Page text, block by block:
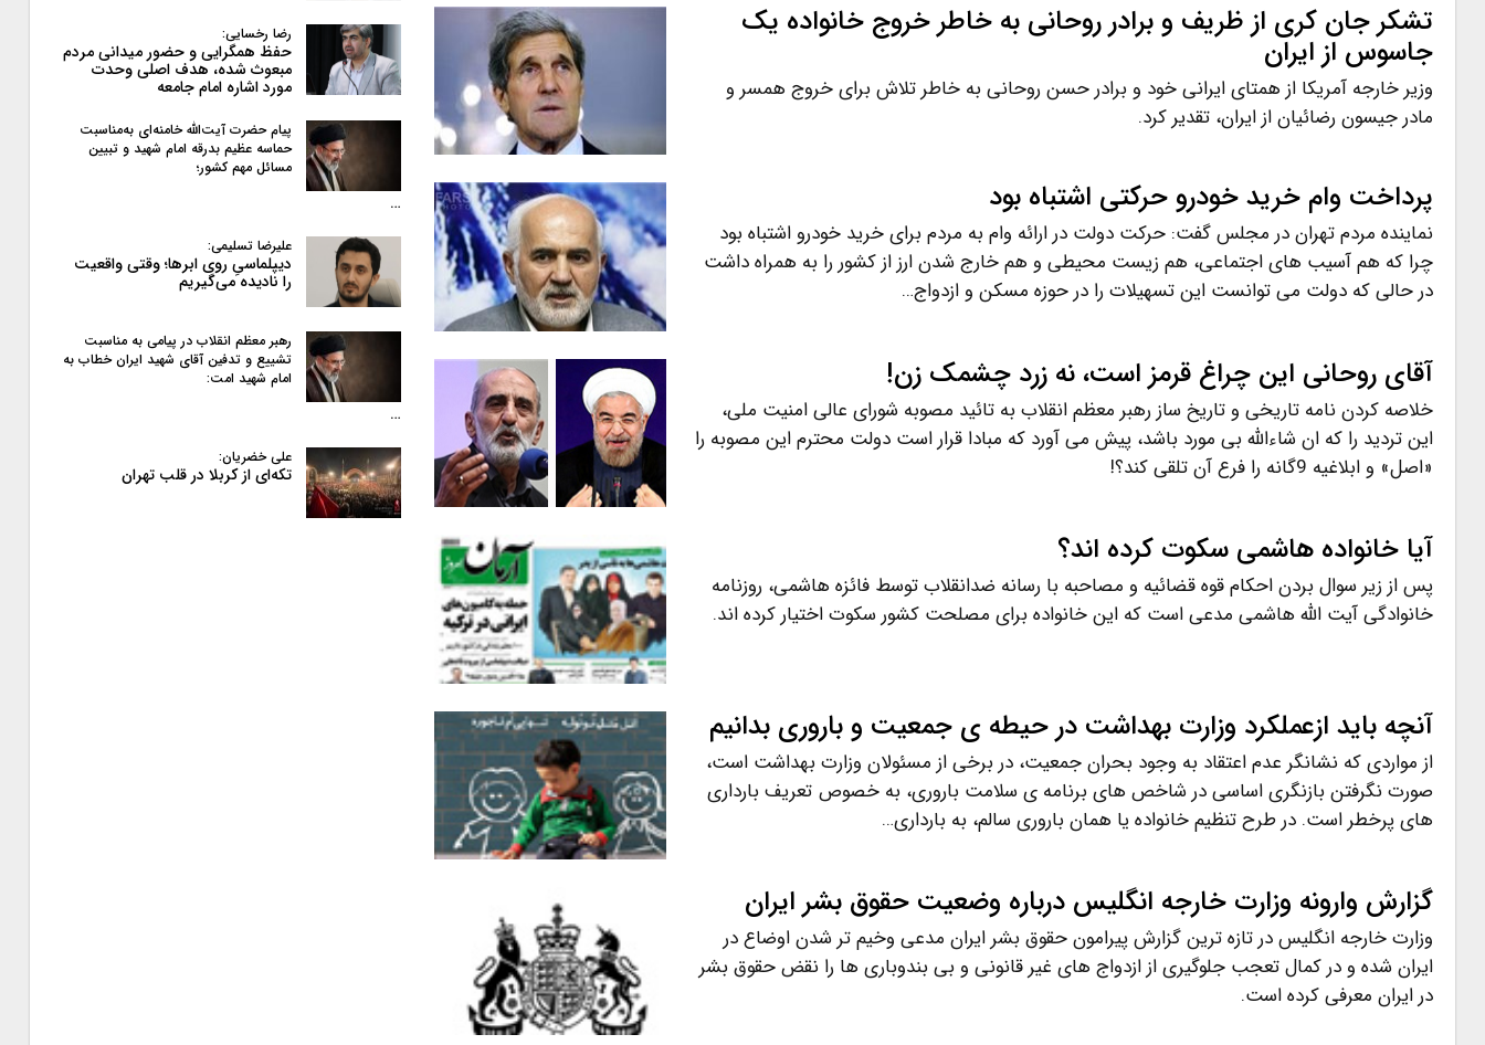
تشکر جان کری از ظریف و برادر روحانی به خاطر خروج خانواده یک
جاسوس از ایران
وزیر خارجه آمریکا از همتای ایرانی خود و برادر حسن روحانی به خاطر تلاش برای خروج همسر و
مادر جیسون رضائیان از ایران، تقدیر کرد.
پرداخت وام خرید خودرو حرکتی اشتباه بود
نماینده مردم تهران در مجلس گفت: حرکت دولت در ارائه وام به مردم برای خرید خودرو اشتباه بود
چرا که هم آسیب های اجتماعی، هم زیست محیطی و هم خارج شدن ارز از کشور را به همراه داشت
در حالی که دولت می توانست این تسهیلات را در حوزه مسکن و ازدواج…
آقای روحانی این چراغ قرمز است، نه زرد چشمک زن!
خلاصه کردن نامه تاریخی و تاریخ ساز رهبر معظم انقلاب به تائید مصوبه شورای عالی امنیت ملی،
این تردید را که ان شاءالله بی مورد باشد، پیش می آورد که مبادا قرار است دولت محترم این مصوبه را
«اصل» و ابلاغیه 9گانه را فرع آن تلقی کند؟!
آیا خانواده هاشمی سکوت کرده اند؟
پس از زیر سوال بردن احکام قوه قضائیه و مصاحبه با رسانه ضدانقلاب توسط فائزه هاشمی، روزنامه
خانوادگی آیت الله هاشمی مدعی است که این خانواده برای مصلحت کشور سکوت اختیار کرده اند.
آنچه باید ازعملکرد وزارت بهداشت در حیطه ی جمعیت و باروری بدانیم
از مواردی که نشانگر عدم اعتقاد به وجود بحران جمعیت، در برخی از مسئولان وزارت بهداشت است،
صورت نگرفتن بازنگری اساسی در شاخص های برنامه ی سلامت باروری، به خصوص تعریف بارداری
های پرخطر است. در طرح تنظیم خانواده یا همان باروری سالم، به بارداری…
گزارش وارونه وزارت خارجه انگلیس درباره وضعیت حقوق بشر ایران
وزارت خارجه انگلیس در تازه ترین گزارش پیرامون حقوق بشر ایران مدعی وخیم تر شدن اوضاع در
ایران شده و در کمال تعجب جلوگیری از ازدواج های غیر قانونی و بی بندوباری ها را نقض حقوق بشر
در ایران معرفی کرده است.
رضا رخسایی:
حفظ همگرایی و حضور میدانی مردم
مبعوث شده، هدف اصلی وحدت
مورد اشاره امام جامعه
پیام حضرت آیت‌الله خامنه‌ای به‌مناسبت
حماسه عظیم بدرقه امام شهید و تبیین
مسائل مهم کشور؛
…
علیرضا تسلیمی:
دیپلماسیِ روی ابرها؛ وقتی واقعیت
را نادیده می‌گیریم
رهبر معظم انقلاب در پیامی به‌ مناسبت
تشییع و تدفین آقای شهید ایران خطاب به
امام شهید امت:
…
علی خضریان:
تکه‌ای از کربلا در قلب تهران